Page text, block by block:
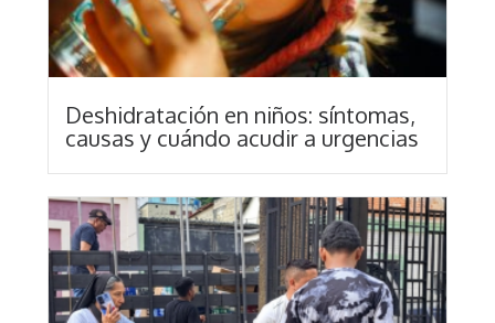
Deshidratación en niños: síntomas,
causas y cuándo acudir a urgencias